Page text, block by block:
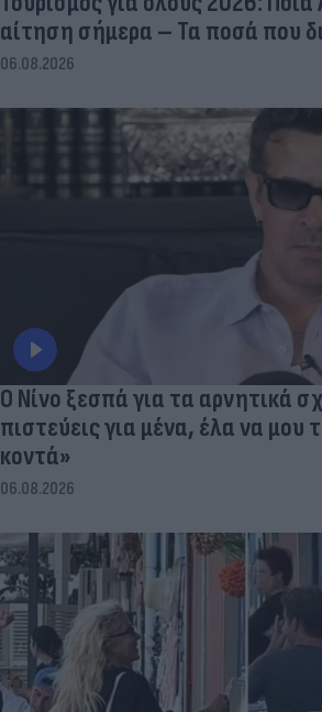
αίτηση σήμερα – Τα ποσά που
06.08.2026
Ο Νίνο ξεσπά για τα αρνητικά
πιστεύεις για μένα, έλα να μου
κοντά»
06.08.2026